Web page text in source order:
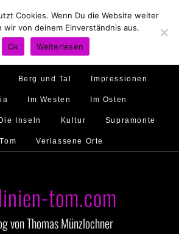
Traumstrände Feste feiern
Im Norden
Ambiente
Berg und Tal Impressionen
Im Westen Im Osten
Die Inseln Kultur Supramonte
Verlassene Orte
tom.com
von Thomas Münzlochner
Cookies. Wenn Du die Website weiter
wir von deinem Einverständnis aus.
Ok
Weiterlesen